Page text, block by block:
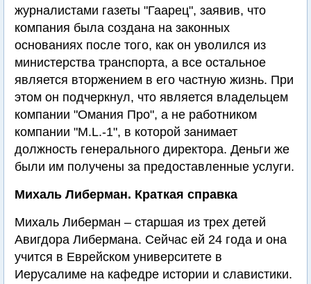
журналистами газеты "Гаарец", заявив, что
компания была создана на законных
основаниях после того, как он уволился из
министерства транспорта, а все остальное
является вторжением в его частную жизнь. При
этом он подчеркнул, что является владельцем
компании "Омания Про", а не работником
компании "M.L.-1", в которой занимает
должность генерального директора. Деньги же
были им получены за предоставленные услуги.
Михаль Либерман. Краткая справка
Михаль Либерман – старшая из трех детей
Авигдора Либермана. Сейчас ей 24 года и она
учится в Еврейском университете в
Иерусалиме на кафедре истории и славистики.